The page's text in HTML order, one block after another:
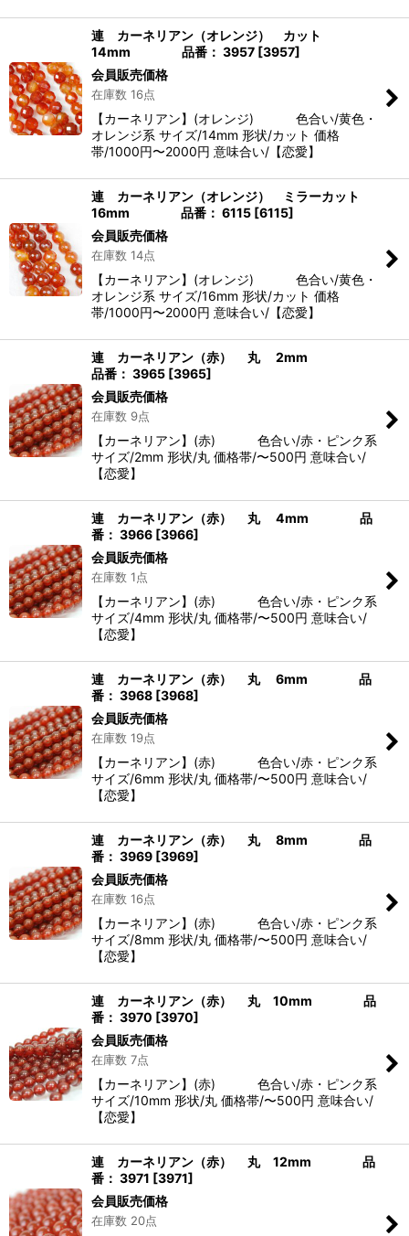
連 カーネリアン（オレンジ） カット
14mm 品番： 3957 [3957]
会員販売価格
在庫数 16点
【カーネリアン】(オレンジ) 色合い/黄色・
オレンジ系 サイズ/14mm 形状/カット 価格
帯/1000円〜2000円 意味合い/【恋愛】
連 カーネリアン（オレンジ） ミラーカット
16mm 品番： 6115 [6115]
会員販売価格
在庫数 14点
【カーネリアン】(オレンジ) 色合い/黄色・
オレンジ系 サイズ/16mm 形状/カット 価格
帯/1000円〜2000円 意味合い/【恋愛】
連 カーネリアン（赤） 丸 2mm
品番： 3965 [3965]
会員販売価格
在庫数 9点
【カーネリアン】(赤) 色合い/赤・ピンク系
サイズ/2mm 形状/丸 価格帯/〜500円 意味合い/
【恋愛】
連 カーネリアン（赤） 丸 4mm 品
番： 3966 [3966]
会員販売価格
在庫数 1点
【カーネリアン】(赤) 色合い/赤・ピンク系
サイズ/4mm 形状/丸 価格帯/〜500円 意味合い/
【恋愛】
連 カーネリアン（赤） 丸 6mm 品
番： 3968 [3968]
会員販売価格
在庫数 19点
【カーネリアン】(赤) 色合い/赤・ピンク系
サイズ/6mm 形状/丸 価格帯/〜500円 意味合い/
【恋愛】
連 カーネリアン（赤） 丸 8mm 品
番： 3969 [3969]
会員販売価格
在庫数 16点
【カーネリアン】(赤) 色合い/赤・ピンク系
サイズ/8mm 形状/丸 価格帯/〜500円 意味合い/
【恋愛】
連 カーネリアン（赤） 丸 10mm 品
番： 3970 [3970]
会員販売価格
在庫数 7点
【カーネリアン】(赤) 色合い/赤・ピンク系
サイズ/10mm 形状/丸 価格帯/〜500円 意味合い/
【恋愛】
連 カーネリアン（赤） 丸 12mm 品
番： 3971 [3971]
会員販売価格
在庫数 20点